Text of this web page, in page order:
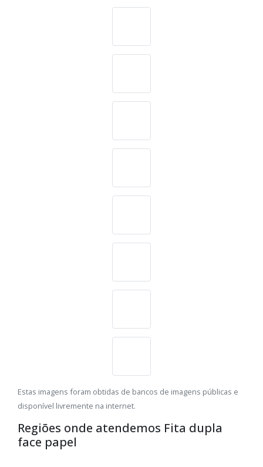
Estas imagens foram obtidas de bancos de imagens públicas e
disponível livremente na internet.
Regiões onde atendemos Fita dupla
face papel